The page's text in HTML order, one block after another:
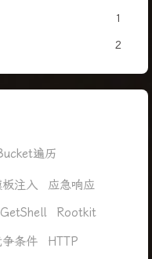
1
2
遍历
注入 应急响应
Rootkit
争条件
HTTP